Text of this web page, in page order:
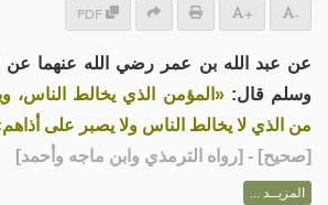
PDF + -
عن عبد الله بن عمر رضي الله عنهما عن
وسلم قال:«المؤمن الذي يخالط الناس،
من الذي لا يخالط الناس ولا يصبر على
[صحيح] - [رواه الترمذي وابن ماجه وأحمد]
المزيــد ...